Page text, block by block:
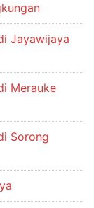
Jayawijaya
Merauke
Sorong